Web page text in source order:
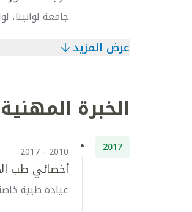
جامعة لوانينا،
عرض المزيد
الخبرة المهنية
2017
2010 - 2017
أخصائي طب
عيادة طبية